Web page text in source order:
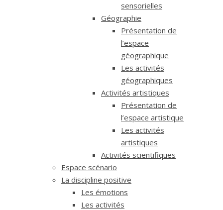
sensorielles
Géographie
Présentation de
l’espace
géographique
Les activités
géographiques
Activités artistiques
Présentation de
l’espace artistique
Les activités
artistiques
Activités scientifiques
Espace scénario
La discipline positive
Les émotions
Les activités